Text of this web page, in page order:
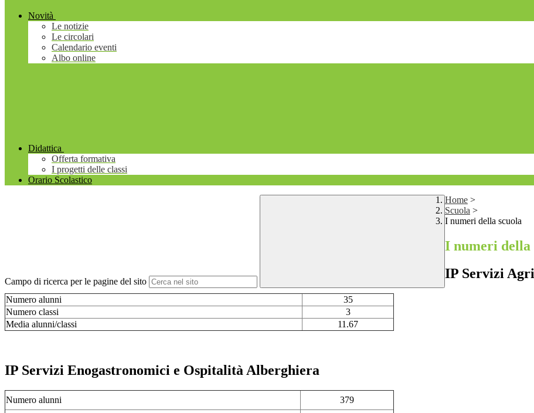
Novità
Le notizie
Le circolari
Calendario eventi
Albo online
Didattica
Offerta formativa
I progetti delle classi
Orario Scolastico
Campo di ricerca per le pagine del sito
Home >
Scuola >
I numeri della scuola
I numeri della
IP Servizi
Numero alunni
35
Numero classi
3
Media alunni/classi
11.67
IP Servizi Enogastronomici e Ospitalità Alberghiera
Numero alunni
379